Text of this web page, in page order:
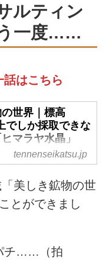
ルティン
一度……
はこちら
世界｜標高
でしか採取できな
マラヤ水晶」
的形状が不思議な
」 - 天然生活
魅力を語りた
活編集部の鉱物好
である「水晶」と、
tennenseikatsu.jp
美しき鉱物の世
とができまし
チ……（拍